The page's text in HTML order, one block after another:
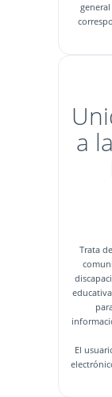
a
Trata
El